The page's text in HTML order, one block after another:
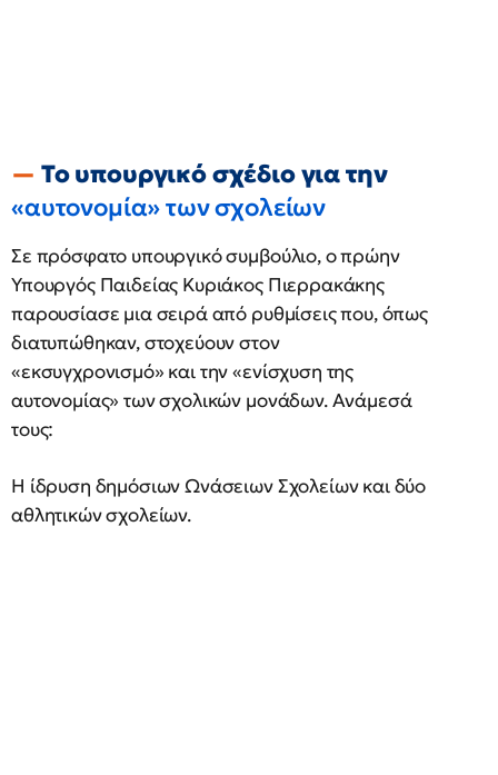
Το υπουργικό σχέδιο για την
«αυτονομία» των σχολείων
Σε πρόσφατο υπουργικό συμβούλιο, ο πρώην
Υπουργός Παιδείας Κυριάκος Πιερρακάκης
παρουσίασε μια σειρά από ρυθμίσεις που, όπως
διατυπώθηκαν, στοχεύουν στον
«εκσυγχρονισμό» και την «ενίσχυση της
αυτονομίας» των σχολικών μονάδων. Ανάμεσά
τους:
Η ίδρυση δημόσιων Ωνάσειων Σχολείων και δύο
αθλητικών σχολείων.